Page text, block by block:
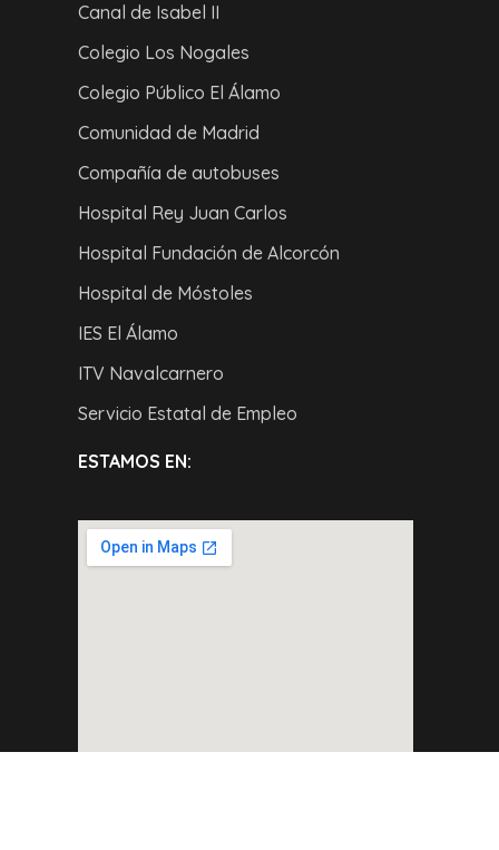
Canal de Isabel II
Colegio Los Nogales
Colegio Público El Álamo
Comunidad de Madrid
Compañía de autobuses
Hospital Rey Juan Carlos
Hospital Fundación de Alcorcón
Hospital de Móstoles
IES El Álamo
ITV Navalcarnero
Servicio Estatal de Empleo
ESTAMOS EN: